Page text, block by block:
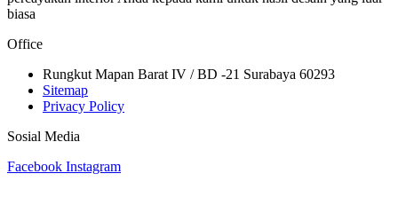
biasa
Office
Rungkut Mapan Barat IV / BD -21 Surabaya 60293
Sitemap
Privacy Policy
Sosial Media
Facebook Instagram